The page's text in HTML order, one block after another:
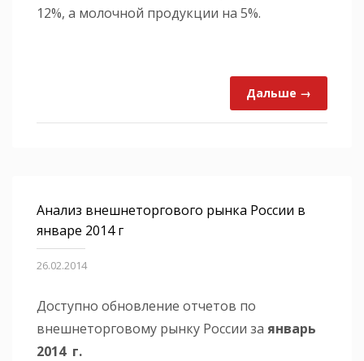
12%, а молочной продукции на 5%.
Дальше →
Анализ внешнеторгового рынка России в
январе 2014 г
26.02.2014
Доступно обновление отчетов по
внешнеторговому рынку России за январь
2014 г.